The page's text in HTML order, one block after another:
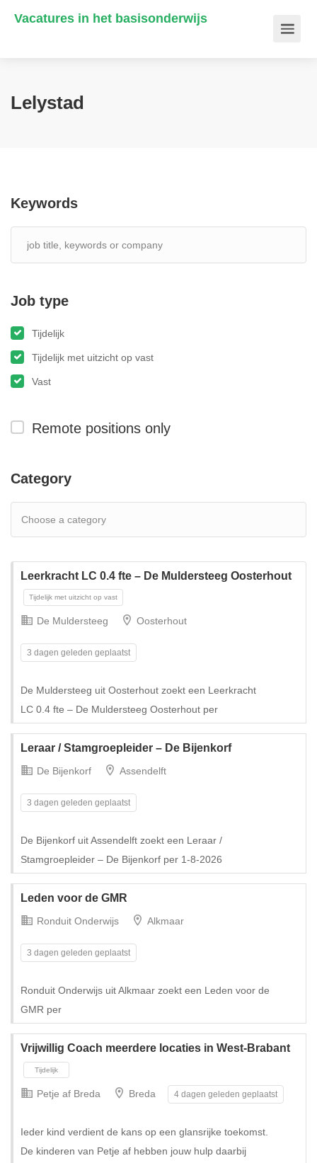
Vacatures in het basisonderwijs
Lelystad
Keywords
Job type
Tijdelijk
Tijdelijk met uitzicht op vast
Vast
Remote positions only
Category
Leerkracht LC 0.4 fte – De Muldersteeg Oosterhout
De Muldersteeg Oosterhout
3 dagen geleden geplaatst
De Muldersteeg uit Oosterhout zoekt een Leerkracht
LC 0.4 fte – De Muldersteeg Oosterhout per
Leraar / Stamgroepleider – De Bijenkorf
De Bijenkorf Assendelft
3 dagen geleden geplaatst
De Bijenkorf uit Assendelft zoekt een Leraar /
Stamgroepleider – De Bijenkorf per 1-8-2026
Leden voor de GMR
Ronduit Onderwijs Alkmaar
3 dagen geleden geplaatst
Ronduit Onderwijs uit Alkmaar zoekt een Leden voor de
GMR per
Vrijwillig Coach meerdere locaties in West-Brabant
Petje af Breda Breda 4 dagen geleden geplaatst
Ieder kind verdient de kans op een glansrijke toekomst.
De kinderen van Petje af hebben jouw hulp daarbij